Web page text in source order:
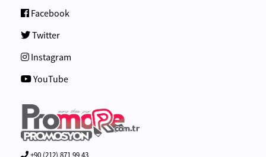
Facebook
Twitter
Instagram
YouTube